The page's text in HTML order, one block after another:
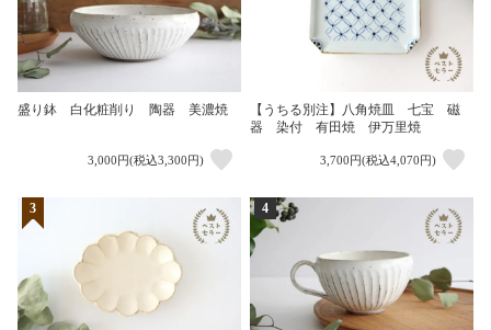
盛り鉢 白化粧削り 陶器 美濃焼
3,000円(税込3,300円)
【うちる別注】八角焼皿 七宝 磁
器 染付 有田焼 伊万里焼
3,700円(税込4,070円)
3 4